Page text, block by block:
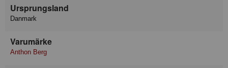
Ursprungsland
Danmark
Varumärke
Anthon Berg